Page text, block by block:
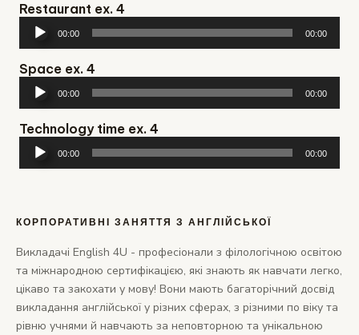
Restaurant ex. 4
Аудіопрогравач
00:00 00:00
Space ex. 4
Аудіопрогравач
00:00 00:00
Technology time ex. 4
Аудіопрогравач
00:00 00:00
КОРПОРАТИВНІ ЗАНЯТТЯ З АНГЛІЙСЬКОЇ
Викладачі English 4U - професіонали з філологічною освітою
та міжнародною сертифікацією, які знають як навчати легко,
цікаво та закохати у мову! Вони мають багаторічний досвід
викладання англійської у різних сферах, з різними по віку та
рівню учнями й навчають за неповторною та унікальною